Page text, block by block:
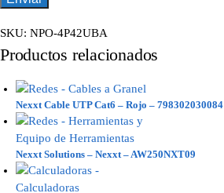
SKU: NPO-4P42UBA
Productos relacionados
Nexxt Cable UTP Cat6 – Rojo – 798302030084
Nexxt Solutions – Nexxt – AW250NXT09